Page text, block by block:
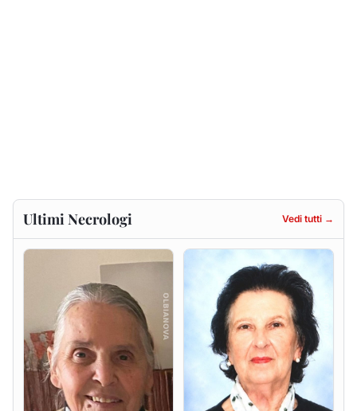
Gesuina Sanna ved. Sanna
Francesca Anna Pirina
ved. Pileri
6 agosto 2026